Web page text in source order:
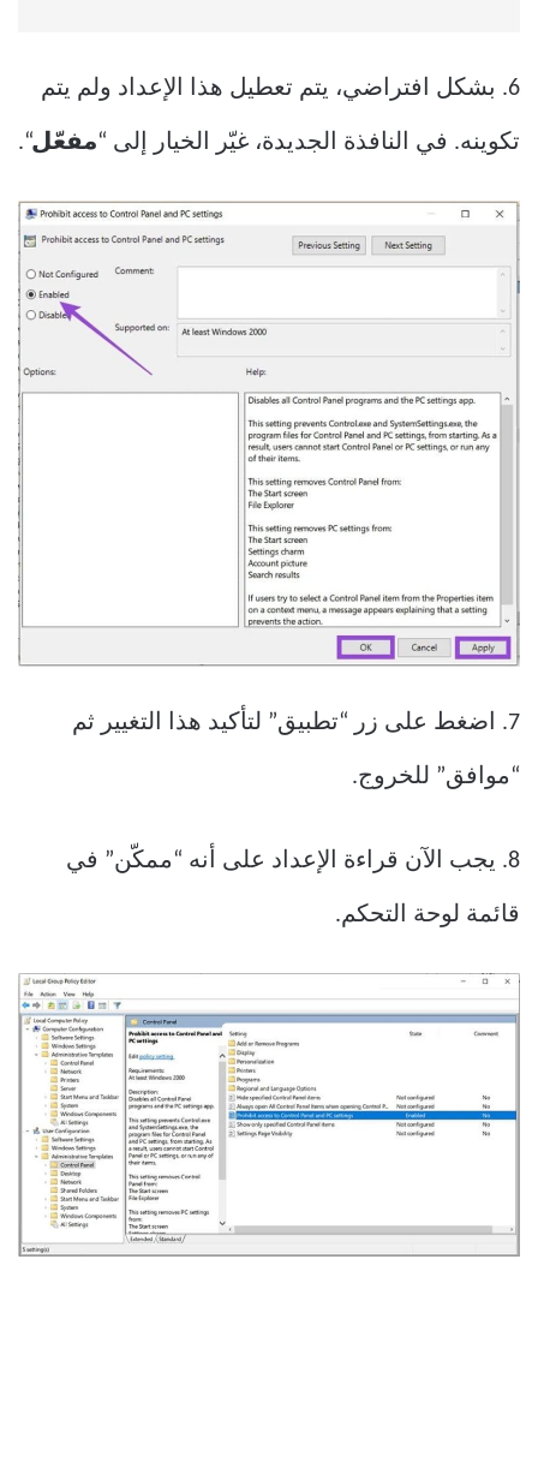
6. بشكل افتراضي، يتم تعطيل هذا الإعداد ولم يتم
تكوينه. في النافذة الجديدة، غيّر الخيار إلى “مفعّل“.
7. اضغط على زر “تطبيق” لتأكيد هذا التغيير ثم
“موافق” للخروج.
8. يجب الآن قراءة الإعداد على أنه “ممكّن” في
قائمة لوحة التحكم.